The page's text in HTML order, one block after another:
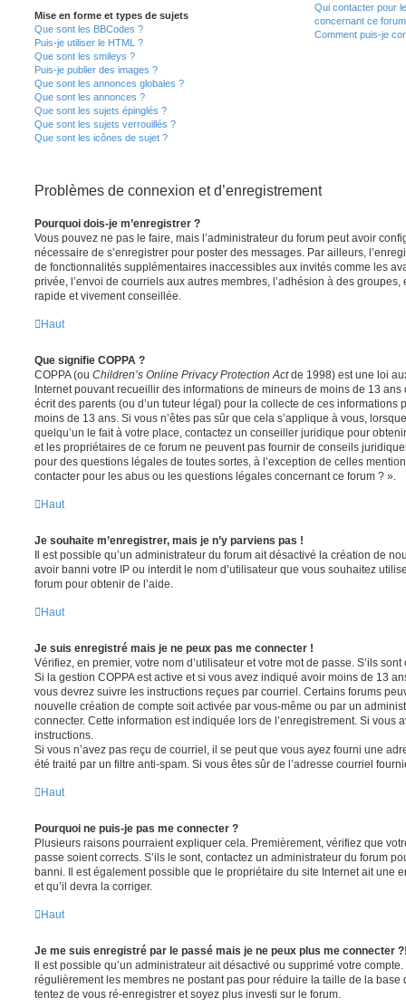
Mise en forme et types de sujets
Que sont les BBCodes ?
Puis-je utiliser le HTML ?
Que sont les smileys ?
Puis-je publier des images ?
Que sont les annonces globales ?
Que sont les annonces ?
Que sont les sujets épinglés ?
Que sont les sujets verrouillés ?
Que sont les icônes de sujet ?
Qui contacter pour
concernant ce
Comment puis-je
Problèmes de connexion et d’enregistrement
Pourquoi dois-je m’enregistrer ?
Vous pouvez ne pas le faire, mais l’administrateur du forum peut avoir
nécessaire de s’enregistrer pour poster des messages. Par ailleurs,
de fonctionnalités supplémentaires inaccessibles aux invités comme les
privée, l’envoi de courriels aux autres membres, l’adhésion à des groupes,
rapide et vivement conseillée.
Haut
Que signifie COPPA ?
COPPA (ou Children’s Online Privacy Protection Actde 1998) est une loi
Internet pouvant recueillir des informations de mineurs de moins de 13
écrit des parents (ou d’un tuteur légal) pour la collecte de ces informations
moins de 13 ans. Si vous n’êtes pas sûr que cela s’applique à vous,
quelqu’un le fait à votre place, contactez un conseiller juridique pour
et les propriétaires de ce forum ne peuvent pas fournir de conseils
pour des questions légales de toutes sortes, à l’exception de celles
contacter pour les abus ou les questions légales concernant ce forum ? ».
Haut
Je souhaite m’enregistrer, mais je n’y parviens pas !
Il est possible qu’un administrateur du forum ait désactivé la création de
avoir banni votre IP ou interdit le nom d’utilisateur que vous souhaitez
forum pour obtenir de l’aide.
Haut
Je suis enregistré mais je ne peux pas me connecter !
Vérifiez, en premier, votre nom d’utilisateur et votre mot de passe. S’ils
Si la gestion COPPA est active et si vous avez indiqué avoir moins de 13
vous devrez suivre les instructions reçues par courriel. Certains forums
nouvelle création de compte soit activée par vous-même ou par un
connecter. Cette information est indiquée lors de l’enregistrement. Si vous
instructions.
Si vous n’avez pas reçu de courriel, il se peut que vous ayez fourni une
été traité par un filtre anti-spam. Si vous êtes sûr de l’adresse courriel
Haut
Pourquoi ne puis-je pas me connecter ?
Plusieurs raisons pourraient expliquer cela. Premièrement, vérifiez que
passe soient corrects. S’ils le sont, contactez un administrateur du forum
banni. Il est également possible que le propriétaire du site Internet ait une
et qu’il devra la corriger.
Haut
Je me suis enregistré par le passé mais je ne peux plus me connecter
Il est possible qu’un administrateur ait désactivé ou supprimé votre
régulièrement les membres ne postant pas pour réduire la taille de la base
tentez de vous ré-enregistrer et soyez plus investi sur le forum.